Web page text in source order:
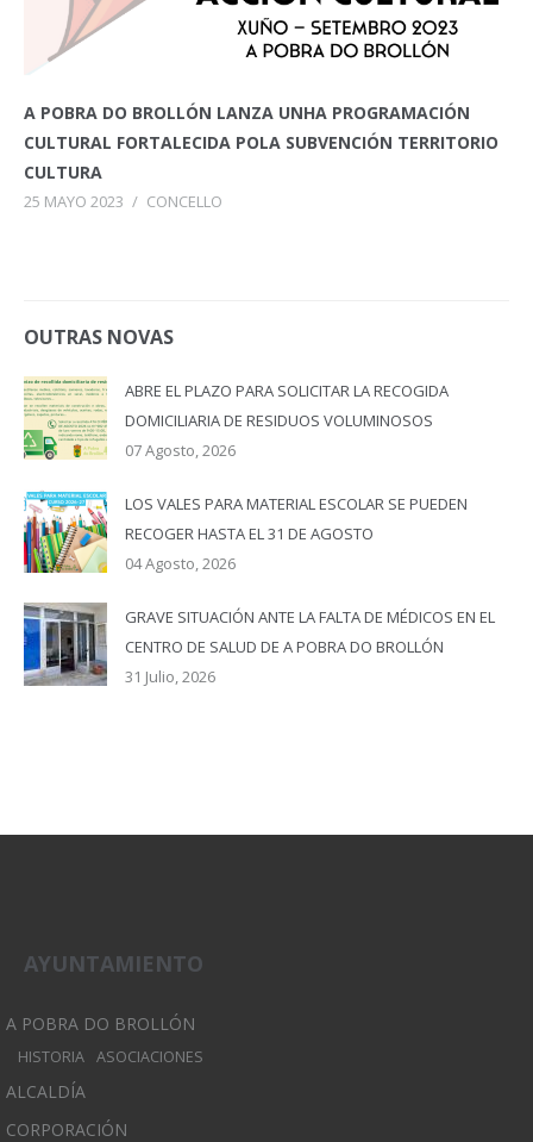
A POBRA DO BROLLÓN LANZA UNHA PROGRAMACIÓN
CULTURAL FORTALECIDA POLA SUBVENCIÓN TERRITORIO
CULTURA
25 MAYO 2023 / CONCELLO
OUTRAS NOVAS
ABRE EL PLAZO PARA SOLICITAR LA RECOGIDA
DOMICILIARIA DE RESIDUOS VOLUMINOSOS
07 Agosto, 2026
LOS VALES PARA MATERIAL ESCOLAR SE PUEDEN
RECOGER HASTA EL 31 DE AGOSTO
04 Agosto, 2026
GRAVE SITUACIÓN ANTE LA FALTA DE MÉDICOS EN EL
CENTRO DE SALUD DE A POBRA DO BROLLÓN
31 Julio, 2026
AYUNTAMIENTO
A POBRA DO BROLLÓN
HISTORIA ASOCIACIONES
ALCALDÍA
CORPORACIÓN